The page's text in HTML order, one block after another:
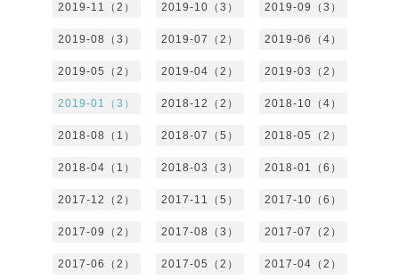
2019-11（2） 2019-10（3） 2019-09（3）
2019-08（3） 2019-07（2） 2019-06（4）
2019-05（2） 2019-04（2） 2019-03（2）
2019-01（3） 2018-12（2） 2018-10（4）
2018-08（1） 2018-07（5） 2018-05（2）
2018-04（1） 2018-03（3） 2018-01（6）
2017-12（2） 2017-11（5） 2017-10（6）
2017-09（2） 2017-08（3） 2017-07（2）
2017-06（2） 2017-05（2） 2017-04（2）